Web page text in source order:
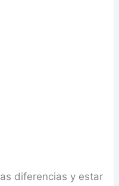
diferencias y estar